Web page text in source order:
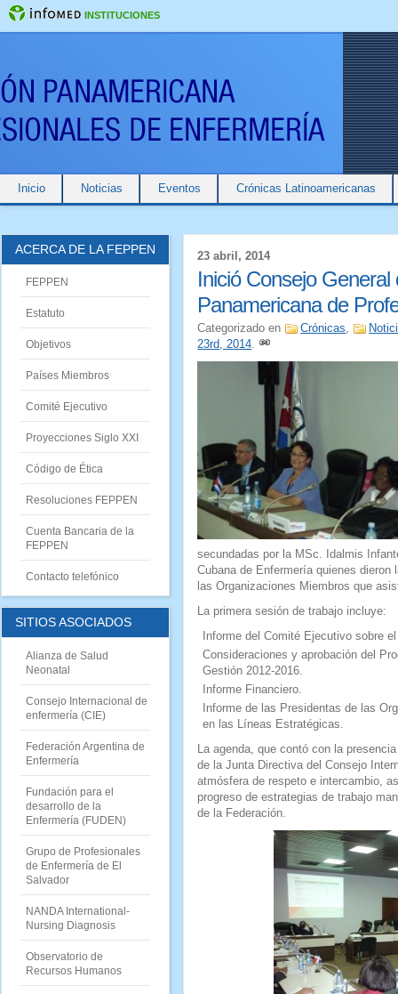
INSTITUCIONES
Inicio Noticias Eventos Crónicas Latinoamericanas
23 abril, 2014
Inició Consejo
Panamericana de
Categorizado en Crónicas,
23rd, 2014.
secundadas por la MSc. Idalmis
Cubana de Enfermería quienes
las Organizaciones Miembros que
La primera sesión de trabajo incluye:
Informe del Comité Ejecutivo sobre
Consideraciones y aprobación del
Gestión 2012-2016.
Informe Financiero.
Informe de las Presidentas de las
en las Líneas Estratégicas.
La agenda, que contó con la
de la Junta Directiva del Consejo
atmósfera de respeto e intercambio,
progreso de estrategias de trabajo
de la Federación.
ACERCA DE LA FEPPEN
FEPPEN
Estatuto
Objetivos
Países Miembros
Comité Ejecutivo
Proyecciones Siglo XXI
Código de Ética
Resoluciones FEPPEN
Cuenta Bancaria de la
FEPPEN
Contacto telefónico
SITIOS ASOCIADOS
Alianza de Salud
Neonatal
Consejo Internacional de
enfermería (CIE)
Federación Argentina de
Enfermería
Fundación para el
desarrollo de la
Enfermería (FUDEN)
Grupo de Profesionales
de Enfermería de El
Salvador
NANDA International-
Nursing Diagnosis
Observatorio de
Recursos Humanos